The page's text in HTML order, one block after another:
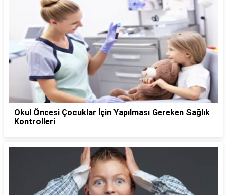
Okul Öncesi Çocuklar İçin Yapılması Gereken Sağlık
Kontrolleri